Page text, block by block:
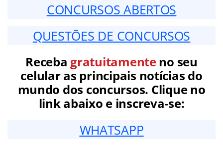
CONCURSOS ABERTOS
QUESTÕES DE CONCURSOS
Receba gratuitamenteno seu
celular as principais notícias do
mundo dos concursos. Clique no
link abaixo e inscreva-se:
WHATSAPP